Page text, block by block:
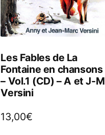
Les Fables de La
Fontaine en chansons
– Vol.1 (CD) – A et J-M
Versini
13,00€